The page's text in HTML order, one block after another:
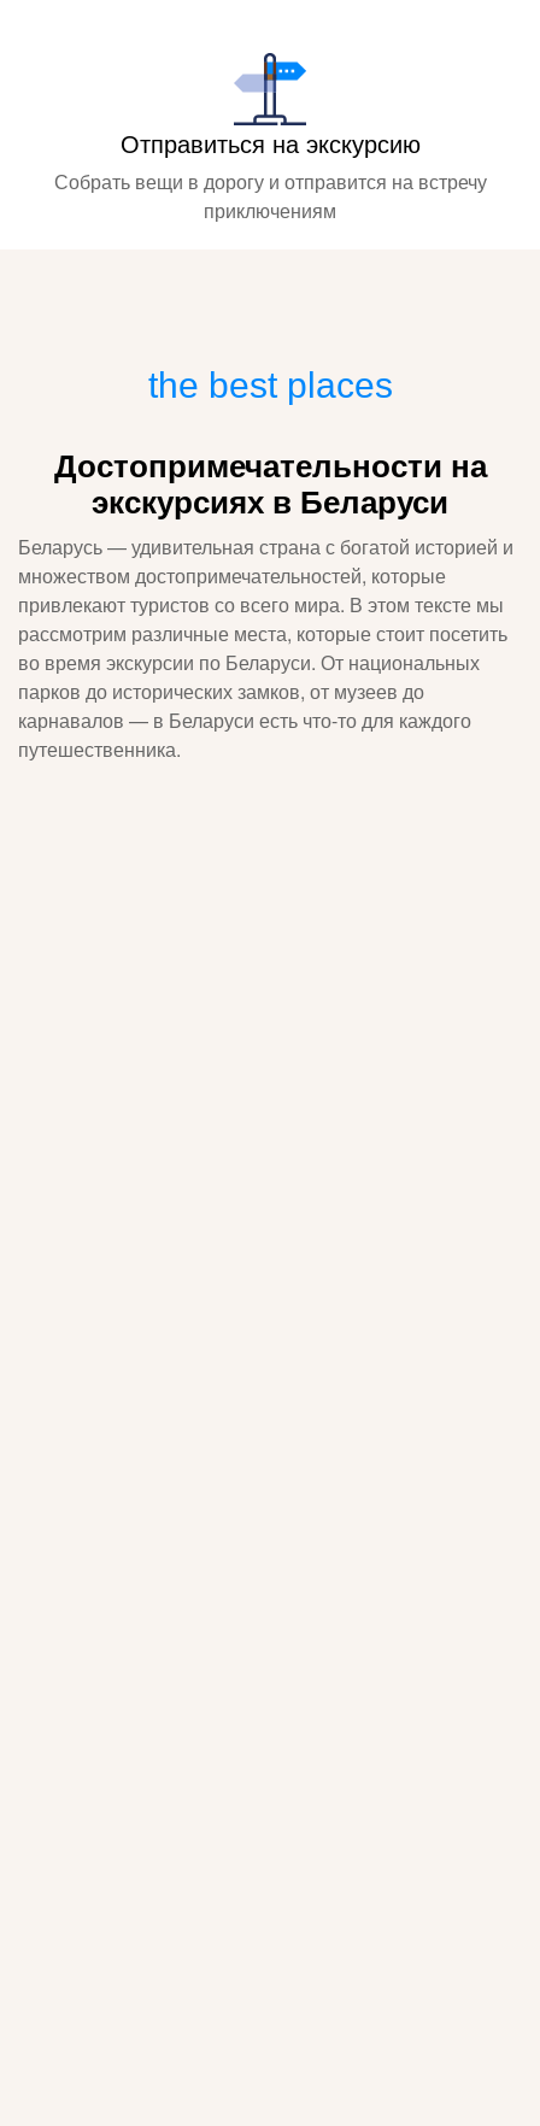
Отправиться на экскурсию
Собрать вещи в дорогу и отправится на встречу
приключениям
the best places
Достопримечательности на
экскурсиях в Беларуси
Беларусь — удивительная страна с богатой историей и
множеством достопримечательностей, которые
привлекают туристов со всего мира. В этом тексте мы
рассмотрим различные места, которые стоит посетить
во время экскурсии по Беларуси. От национальных
парков до исторических замков, от музеев до
карнавалов — в Беларуси есть что-то для каждого
путешественника.